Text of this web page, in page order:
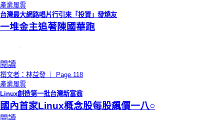
產業風雲
台灣最大網路唱片行引來「投資」發燒友
一堆金主追著陳國華跑
閱讀
撰文者：林益發 ｜ Page.118
產業風雲
Linux創造第一批台灣新富翁
國內首家Linux概念股每股飆價一八○
閱讀